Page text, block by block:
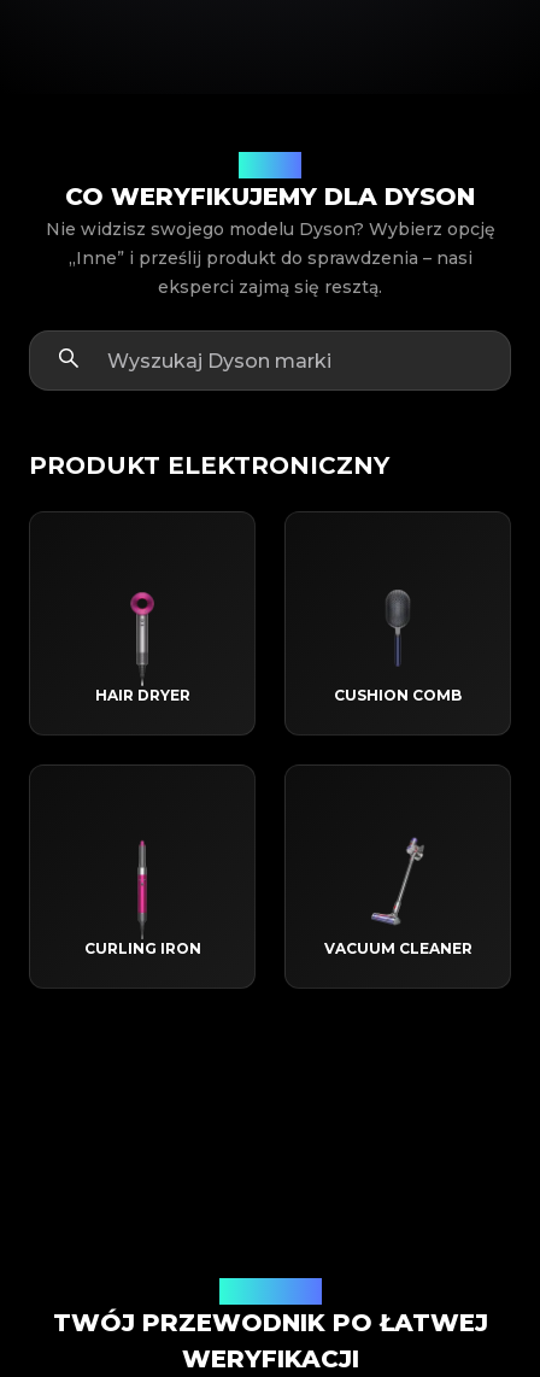
CO WERYFIKUJEMY DLA DYSON
Nie widzisz swojego modelu Dyson? Wybierz opcję
„Inne” i prześlij produkt do sprawdzenia – nasi
eksperci zajmą się resztą.
PRODUKT ELEKTRONICZNY
HAIR DRYER CUSHION COMB
CURLING IRON VACUUM CLEANER
TWÓJ PRZEWODNIK PO ŁATWEJ
WERYFIKACJI